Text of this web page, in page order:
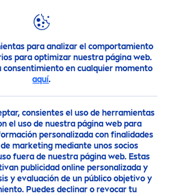
para analizar el comportamiento
para optimizar nuestra página web.
consentimiento en cualquier momento
aquí.
consientes el uso de herramientas
el uso de nuestra página web para
personalizada con finalidades
marketing mediante unos socios
fuera de nuestra página web. Estas
publicidad online personalizada y
y evaluación de un público objetivo y
Puedes declinar o revocar tu
Lo que todo Hombre necesita